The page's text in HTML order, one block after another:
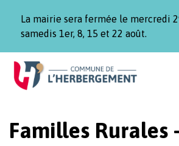
La mairie sera fermée le mercredi
samedis 1er, 8, 15 et 22 août.
Aller
Aller
contenu
Aller
pied
Familles Rurales